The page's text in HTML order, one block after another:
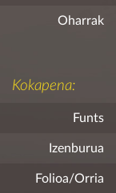
Oharrak
Kokapena:
Funts
Izenburua
Folioa/Orria